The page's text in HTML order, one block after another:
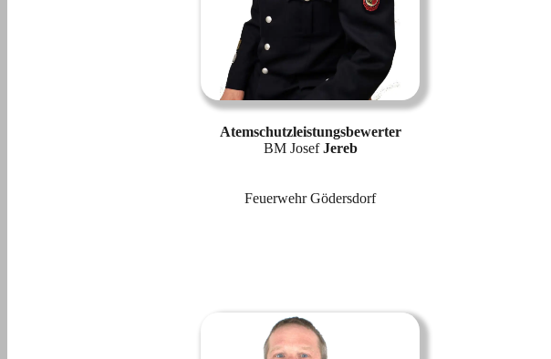
Atemschutzleistungsbewerter
BM JosefJereb
Feuerwehr Gödersdorf